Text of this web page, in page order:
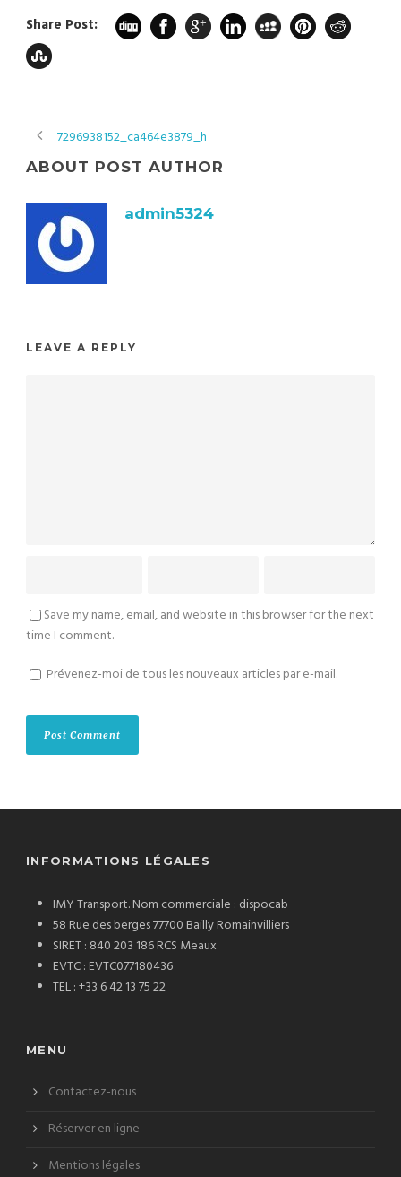
Share Post:
7296938152_ca464e3879_h
ABOUT POST AUTHOR
admin5324
LEAVE A REPLY
Save my name, email, and website in this browser for the next
time I comment.
Prévenez-moi de tous les nouveaux articles par e-mail.
INFORMATIONS LÉGALES
IMY Transport. Nom commerciale : dispocab
58 Rue des berges 77700 Bailly Romainvilliers
SIRET : 840 203 186 RCS Meaux
EVTC : EVTC077180436
TEL : +33 6 42 13 75 22
MENU
Contactez-nous
Réserver en ligne
Mentions légales